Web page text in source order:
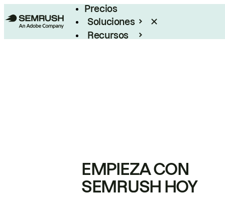
Precios
Soluciones
Recursos
EMPIEZA CON
SEMRUSH HOY